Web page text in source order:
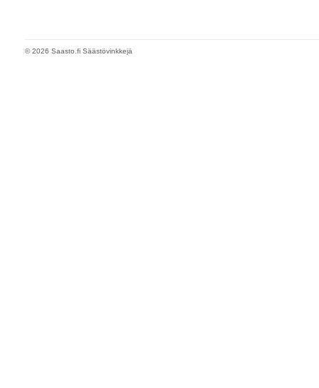
© 2026 Saasto.fi Säästövinkkejä